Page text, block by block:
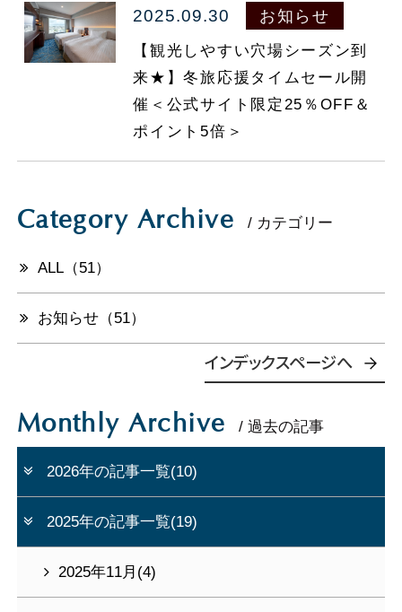
2025.09.30 お知らせ
【観光しやすい穴場シーズン到
来★】冬旅応援タイムセール開
催＜公式サイト限定25％OFF＆
ポイント5倍＞
Category Archive / カテゴリー
ALL（51）
お知らせ（51）
インデックスページへ
Monthly Archive / 過去の記事
2026年の記事一覧(10)
2025年の記事一覧(19)
2025年11月(4)
会員登録
ご予約の確認・変更・キャンセル
お部屋で探す
法人会員様ログイン